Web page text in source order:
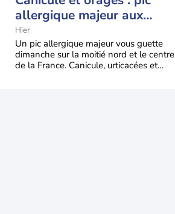
allergique majeur aux
urticacées sur la moitié
nord
Hier
Un pic allergique majeur vous guette
dimanche sur la moitié nord et le centre
de la France. Canicule, urticacées et